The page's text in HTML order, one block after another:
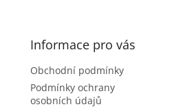
Informace pro vás
Obchodní podmínky
Podmínky ochrany
osobních údajů